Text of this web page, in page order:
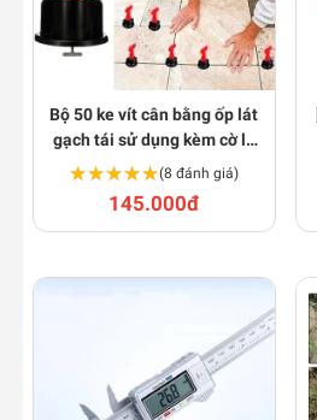
Bộ 50 ke vít cân bằng ốp lát
gạch tái sử dụng kèm cờ lê
S178
★★★★★
★★★★★(8 đánh giá)
145.000đ